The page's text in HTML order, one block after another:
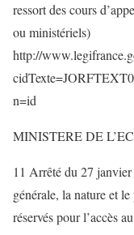
ressort des cours
ou ministériels)
http://
n=id
MINISTERE DE
11 Arrêté du 27
générale, la nature et
réservés pour l’accès